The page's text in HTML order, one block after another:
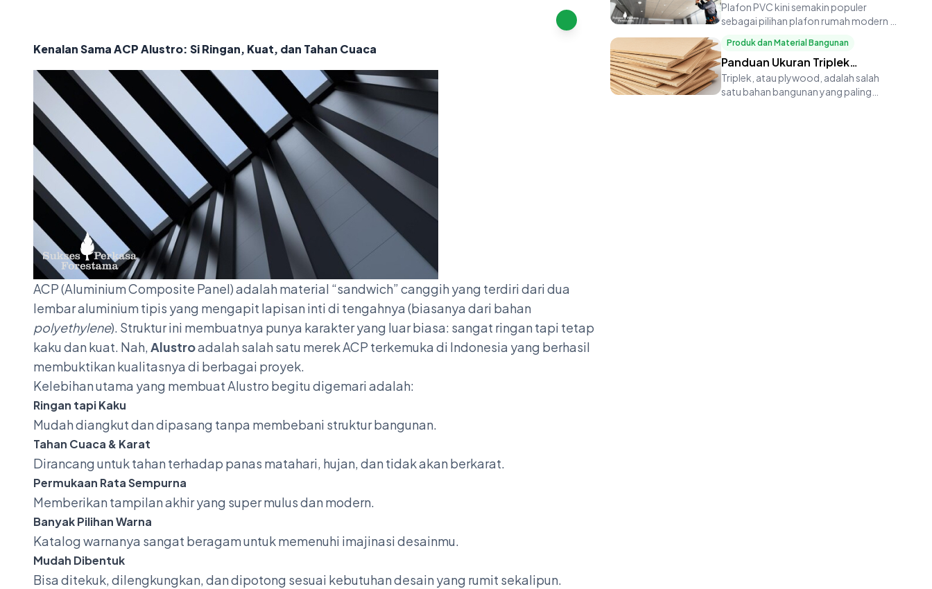
Kenalan Sama ACP Alustro: Si Ringan, Kuat, dan Tahan Cuaca
ACP (Aluminium Composite Panel) adalah material “sandwich” canggih yang terdiri dari dua
lembar aluminium tipis yang mengapit lapisan inti di tengahnya (biasanya dari bahan
polyethylene). Struktur ini membuatnya punya karakter yang luar biasa: sangat ringan tapi tetap
kaku dan kuat. Nah, Alustroadalah salah satu merek ACP terkemuka di Indonesia yang berhasil
membuktikan kualitasnya di berbagai proyek.
Kelebihan utama yang membuat Alustro begitu digemari adalah:
Ringan tapi Kaku
Mudah diangkut dan dipasang tanpa membebani struktur bangunan.
Tahan Cuaca & Karat
Dirancang untuk tahan terhadap panas matahari, hujan, dan tidak akan berkarat.
Permukaan Rata Sempurna
Memberikan tampilan akhir yang super mulus dan modern.
Banyak Pilihan Warna
Katalog warnanya sangat beragam untuk memenuhi imajinasi desainmu.
Mudah Dibentuk
Bisa ditekuk, dilengkungkan, dan dipotong sesuai kebutuhan desain yang rumit sekalipun.
PVC Terbaik untuk Rumah
Modern
Plafon PVC kini semakin populer
sebagai pilihan plafon rumah modern di
Produk dan Material Bangunan
Panduan Ukuran Triplek
Lengkap: Dari 3mm hingga
18mm, Cocok untuk Berbagai
Triplek, atau plywood, adalah salah
satu bahan bangunan yang paling